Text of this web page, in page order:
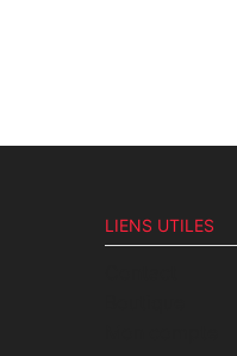
LIENS UTILES